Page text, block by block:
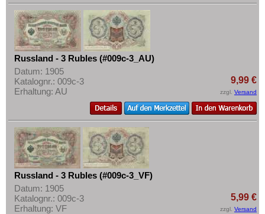
Russland - 3 Rubles (#009c-3_AU)
Datum: 1905
Katalognr.: 009c-3
Erhaltung: AU
9,99 €
zzgl. Versand
Russland - 3 Rubles (#009c-3_VF)
Datum: 1905
Katalognr.: 009c-3
Erhaltung: VF
5,99 €
zzgl. Versand